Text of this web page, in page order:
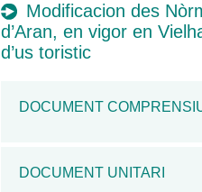
Modificacion des
d’Aran, en vigor en
d’us toristic
DOCUMENT
DOCUMENT UNITARI